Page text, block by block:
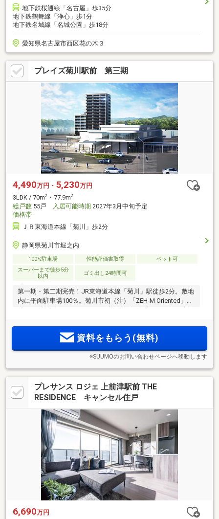
地下鉄桜通線「名古屋」歩35分
地下鉄鶴舞線「浄心」歩1分
地下鉄名城線「名城公園」歩18分
愛知県名古屋市西区花の木３
プレイズ菊川駅前 第三期
4,490万円・ 5,230万円
3LDK / 70m2 ・77.9m2
総戸数 55戸 入居可能時期 2027年3月中旬予定
価格帯 -
ＪＲ東海道本線「菊川」歩2分
静岡県菊川市堀之内
100%駐車場 性能評価書取得
ペット可
スーパーまで徒歩5分
以内
ゴミ出し24時間可
第一期・第二期完売！JR東海道本線「菊川」駅徒歩2分。敷地
内に平面駐車場100％。菊川市初（注）「ZEH-M Oriented」認
多彩なプラン。地上14階建て・全55邸の次世代レジデンス
「プレイズ菊川駅前」誕生。資料をもらう(無料)
※SUUMOのお問い合わせページへ移動します
プレサンス ロジェ 上前津駅前 THE
RESIDENCE キャンセル住戸
6,690万円